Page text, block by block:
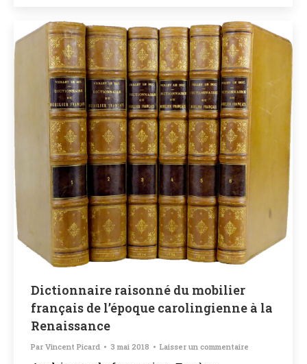
Dictionnaire raisonné du mobilier
français de l’époque carolingienne à la
Renaissance
Par Vincent Picard 3 mai 2018 Laisser un commentaire